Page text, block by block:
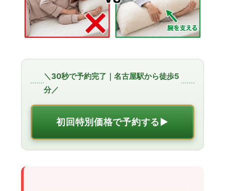
＼30秒で予約完了｜名古屋駅から徒歩5
分／
初回特別価格で予約する▶︎